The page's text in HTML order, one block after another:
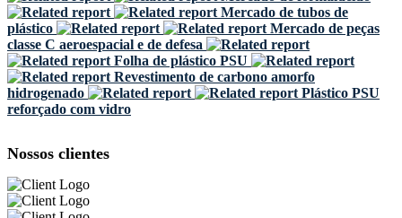
Mercado de tubos de
plástico
Mercado de peças
classe C aeroespacial e de defesa
Folha de plástico PSU
Revestimento de carbono amorfo
hidrogenado
Plástico PSU
reforçado com vidro
Nossos clientes